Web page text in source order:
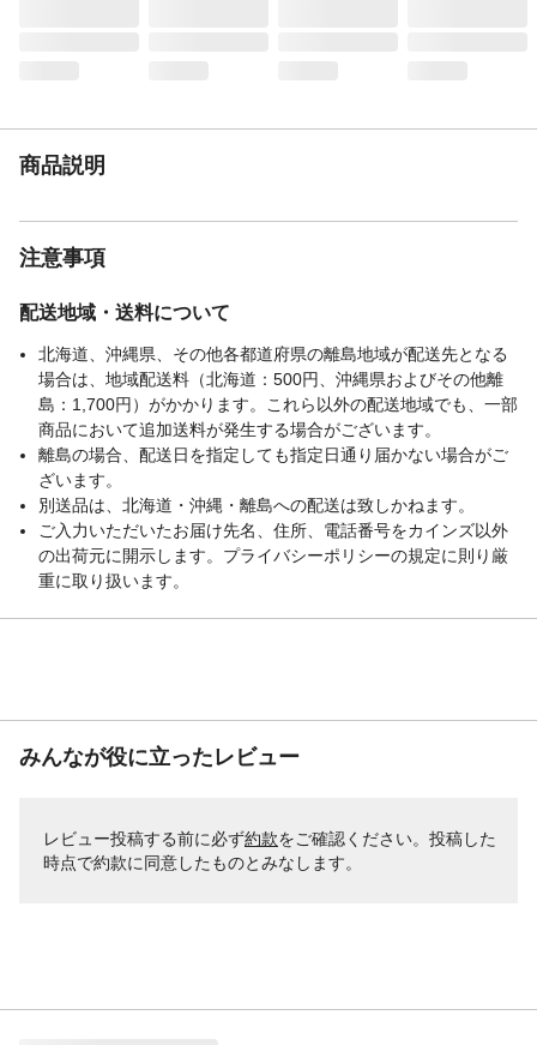
商品説明
注意事項
配送地域・送料について
北海道、沖縄県、その他各都道府県の離島地域が配送先となる
場合は、地域配送料（北海道：500円、沖縄県およびその他離
島：1,700円）がかかります。これら以外の配送地域でも、一部
商品において追加送料が発生する場合がございます。
離島の場合、配送日を指定しても指定日通り届かない場合がご
ざいます。
別送品は、北海道・沖縄・離島への配送は致しかねます。
ご入力いただいたお届け先名、住所、電話番号をカインズ以外
の出荷元に開示します。プライバシーポリシーの規定に則り厳
重に取り扱います。
みんなが役に立ったレビュー
レビュー投稿する前に必ず約款をご確認ください。投稿した
時点で約款に同意したものとみなします。